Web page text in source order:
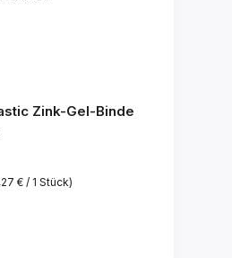
Zink-Gel-Binde
€ / 1 Stück)